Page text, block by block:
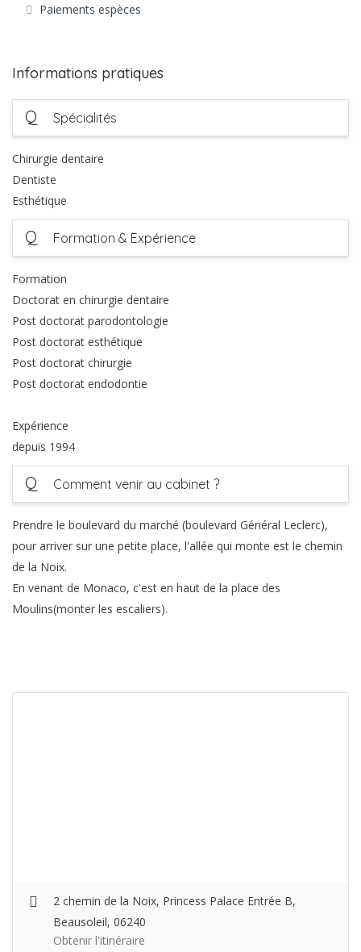
Paiements espèces
Informations pratiques
Q Spécialités
Chirurgie dentaire
Dentiste
Esthétique
Q Formation & Expérience
Formation
Doctorat en chirurgie dentaire
Post doctorat parodontologie
Post doctorat esthétique
Post doctorat chirurgie
Post doctorat endodontie
Expérience
depuis 1994
Q Comment venir au cabinet ?
Prendre le boulevard du marché (boulevard Général Leclerc),
pour arriver sur une petite place, l'allée qui monte est le chemin
de la Noix.
En venant de Monaco, c'est en haut de la place des
Moulins(monter les escaliers).
2 chemin de la Noix, Princess Palace Entrée B,
Beausoleil, 06240
Obtenir l'itinéraire